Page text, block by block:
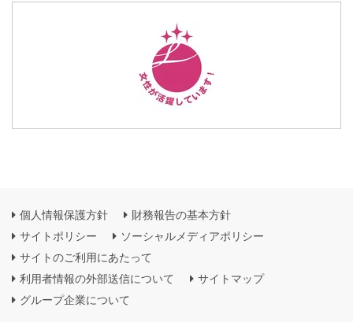
個人情報保護方針
財務報告の基本方針
サイトポリシー
ソーシャルメディアポリシー
サイトのご利用にあたって
利用者情報の外部送信について
サイトマップ
グループ企業について